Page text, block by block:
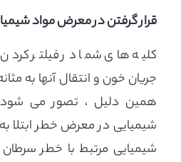
قرار گرفتن در معرض مواد
کلیه های شما در فیلتر
جریان خون و انتقال آنها به
همین دلیل ، تصور می
شیمیایی در معرض خطر ابتلا
شیمیایی مرتبط با خطر